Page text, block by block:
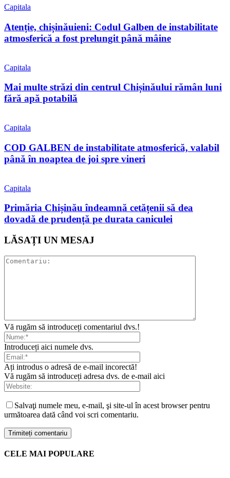
Capitala
Atenție, chișinăuieni: Codul Galben de instabilitate
atmosferică a fost prelungit până mâine
Capitala
Mai multe străzi din centrul Chișinăului rămân luni
fără apă potabilă
Capitala
COD GALBEN de instabilitate atmosferică, valabil
până în noaptea de joi spre vineri
Capitala
Primăria Chișinău îndeamnă cetățenii să dea
dovadă de prudență pe durata caniculei
LĂSAȚI UN MESAJ
Vă rugăm să introduceți comentariul dvs.!
Introduceți aici numele dvs.
Ați introdus o adresă de e-mail incorectă!
Vă rugăm să introduceți adresa dvs. de e-mail aici
Salvaţi numele meu, e-mail, şi site-ul în acest browser pentru
următoarea dată când voi scri comentariu.
CELE MAI POPULARE